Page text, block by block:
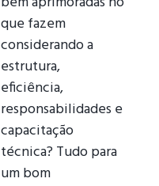
que fazem
considerando a
estrutura,
eficiência,
responsabilidades e
capacitação
técnica? Tudo para
um bom